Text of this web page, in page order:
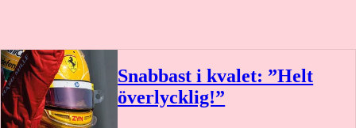
Snabbast i kvalet: ”Helt
överlycklig!”